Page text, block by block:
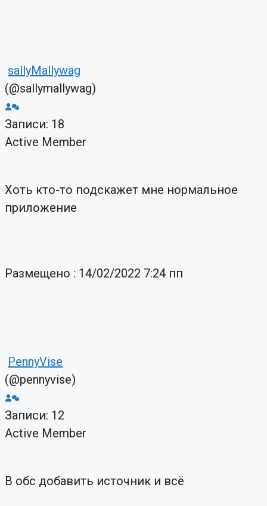
sallyMallywag
(@sallymallywag)
Записи: 18
Active Member
Хоть кто-то подскажет мне нормальное
приложение
Размещено : 14/02/2022 7:24 пп
PennyVise
(@pennyvise)
Записи: 12
Active Member
В обс добавить источник и всё